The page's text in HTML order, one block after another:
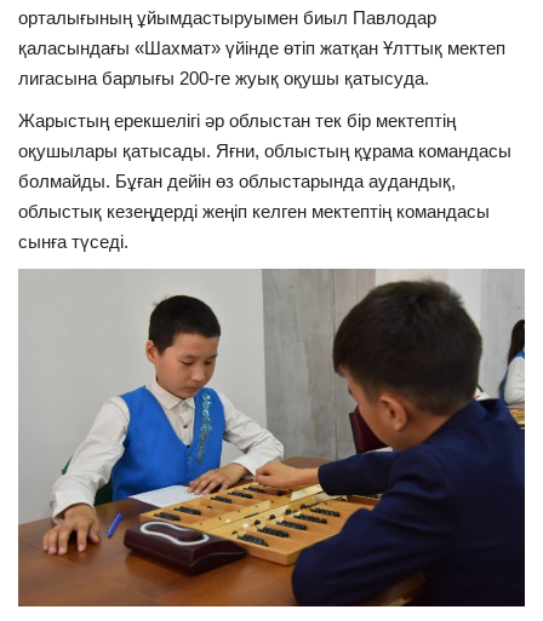
орталығының ұйымдастыруымен биыл Павлодар
қаласындағы «Шахмат» үйінде өтіп жатқан Ұлттық мектеп
лигасына барлығы 200-ге жуық оқушы қатысуда.
Жарыстың ерекшелігі әр облыстан тек бір мектептің
оқушылары қатысады. Яғни, облыстың құрама командасы
болмайды. Бұған дейін өз облыстарында аудандық,
облыстық кезеңдерді жеңіп келген мектептің командасы
сынға түседі.